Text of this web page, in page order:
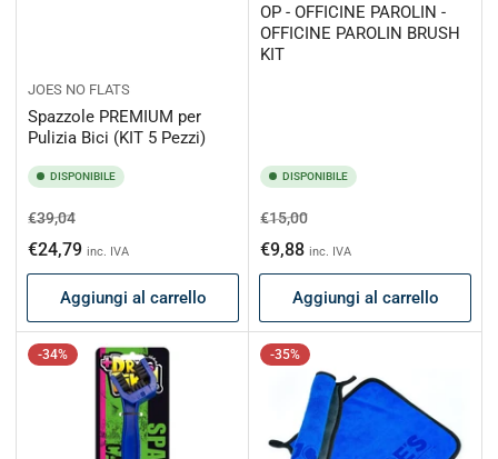
JOES NO FLATS
Spazzole PREMIUM per
Pulizia Bici (KIT 5 Pezzi)
DISPONIBILE
Prezzo
di
listino
€39,04Prezzo
scontato
€24,79 inc. IVA
Aggiungi al carrello
OP - OFFICINE PAROLIN -
OFFICINE PAROLIN BRUSH
KIT
DISPONIBILE
Prezzo
di
listino
€15,00Prezzo
scontato
€9,88 inc. IVA
Aggiungi al carrello
-34% -35%